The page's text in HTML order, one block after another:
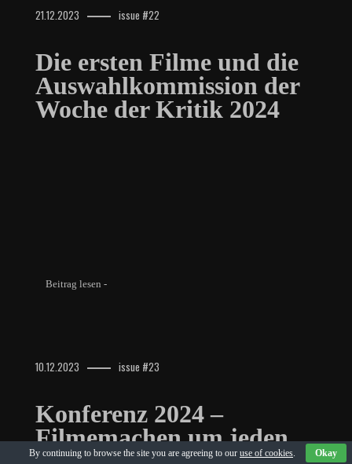
21.12.2023 issue #22
Die ersten Filme und die
Auswahlkommission der
Woche der Kritik 2024
Beitrag lesen -
10.12.2023 issue #23
Konferenz 2024 –
Filmemachen um jeden
By continuing to browse the site you are agreeing to our use of cookies. Okay